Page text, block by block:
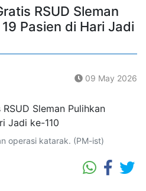
RSUD Sleman
Pasien di Hari Jadi
09 May 2026
operasi katarak. (PM-ist)